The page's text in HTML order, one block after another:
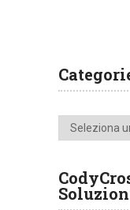
Categorie